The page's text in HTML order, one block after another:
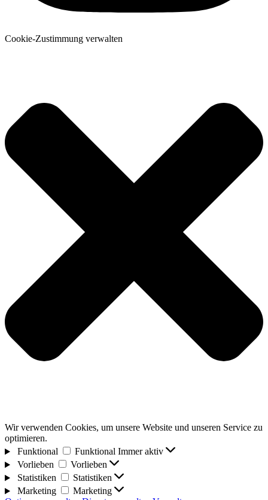
Cookie-Zustimmung verwalten
Wir verwenden Cookies, um unsere Website und unseren Service zu
optimieren.
Funktional
Funktional Immer aktiv
Vorlieben
Vorlieben
Statistiken
Statistiken
Marketing
Marketing